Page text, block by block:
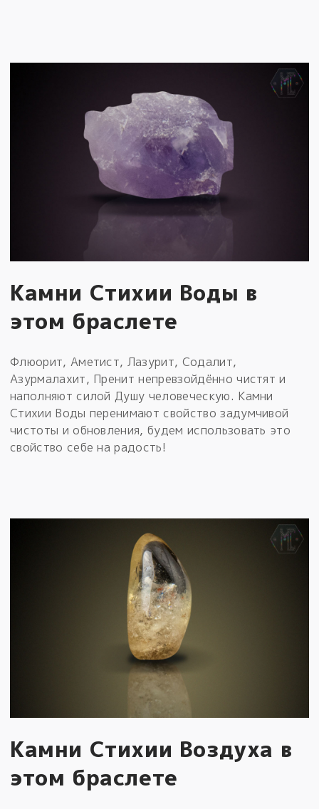
Камни Стихии Воды в
этом браслете
Флюорит, Аметист, Лазурит, Содалит,
Азурмалахит, Пренит непревзойдённо чистят и
наполняют силой Душу человеческую. Камни
Стихии Воды перенимают свойство задумчивой
чистоты и обновления, будем использовать это
свойство себе на радость!
Камни Стихии Воздуха в
этом браслете